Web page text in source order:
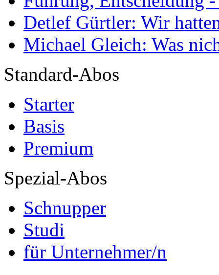
Detlef Gürtler: Wir
Michael Gleich: Was
Standard-Abos
Starter
Basis
Premium
Spezial-Abos
Schnupper
Studi
für Unternehmer/n